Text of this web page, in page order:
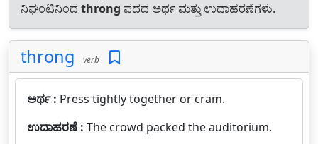
ನಿಘಂಟಿನಿಂದ throng ಪದದ ಅರ್ಥ ಮತ್ತು ಉದಾಹರಣೆಗಳು.
throng verb
ಅರ್ಥ : Press tightly together or cram.
ಉದಾಹರಣೆ : The crowd packed the auditorium.